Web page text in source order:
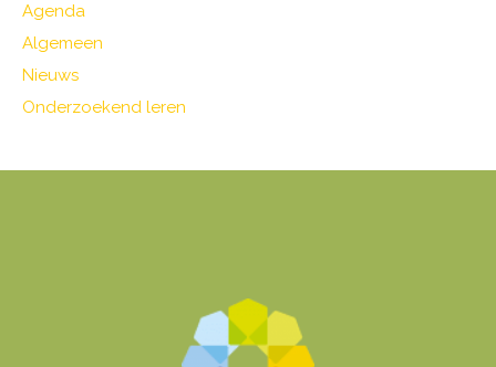
Agenda
Algemeen
Nieuws
Onderzoekend leren